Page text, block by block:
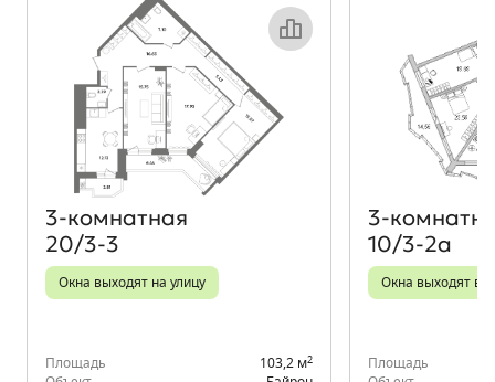
Объект месяца
3‑комнатная
20/3-3
Окна выходят на улицу
Площадь 103,2 м2
10/3-2а
Окна выходят во
Площадь